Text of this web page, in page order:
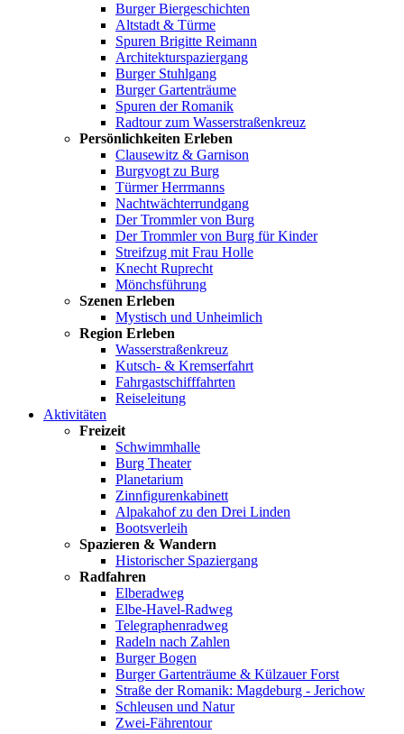
Burger Biergeschichten
Altstadt & Türme
Spuren Brigitte Reimann
Architekturspaziergang
Burger Stuhlgang
Burger Gartenträume
Spuren der Romanik
Radtour zum Wasserstraßenkreuz
Persönlichkeiten Erleben
Clausewitz & Garnison
Burgvogt zu Burg
Türmer Herrmanns
Nachtwächterrundgang
Der Trommler von Burg
Der Trommler von Burg für Kinder
Streifzug mit Frau Holle
Knecht Ruprecht
Mönchsführung
Szenen Erleben
Mystisch und Unheimlich
Region Erleben
Wasserstraßenkreuz
Kutsch- & Kremserfahrt
Fahrgastschifffahrten
Reiseleitung
Aktivitäten
Freizeit
Schwimmhalle
Burg Theater
Planetarium
Zinnfigurenkabinett
Alpakahof zu den Drei Linden
Bootsverleih
Spazieren & Wandern
Historischer Spaziergang
Radfahren
Elberadweg
Elbe-Havel-Radweg
Telegraphenradweg
Radeln nach Zahlen
Burger Bogen
Burger Gartenträume & Külzauer Forst
Straße der Romanik: Magdeburg - Jerichow
Schleusen und Natur
Zwei-Fährentour